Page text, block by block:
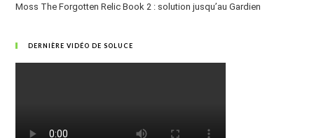
Moss The Forgotten Relic Book 2 : solution jusqu’au Gardien
DERNIÈRE VIDÉO DE SOLUCE